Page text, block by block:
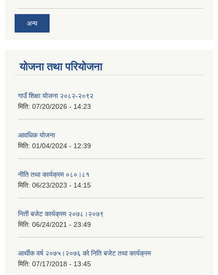
अन्य
योजना तथा परियोजना
गाउँ शिक्षा योजना २०८२-२०९२
मिति: 07/20/2026 - 14:23
आवधिक योजना
मिति: 01/04/2024 - 12:39
नीति तथा कार्यक्रम ०८०।८१
मिति: 06/23/2023 - 14:15
निती बजेट कार्यक्रम २०७८।२०७९
मिति: 06/24/2021 - 23:49
आर्थीक वर्ष २०७५।२०७६ को निति बजेट तथा कार्यक्रम
मिति: 07/17/2018 - 13:45